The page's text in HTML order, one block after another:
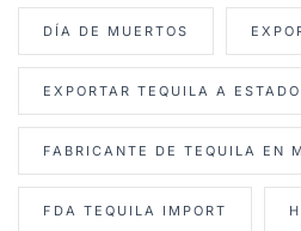
DÍA DE MUERTOS
EXPORTAR TEQUILA A
FABRICANTE DE TEQUILA EN
FDA TEQUILA IMPORT